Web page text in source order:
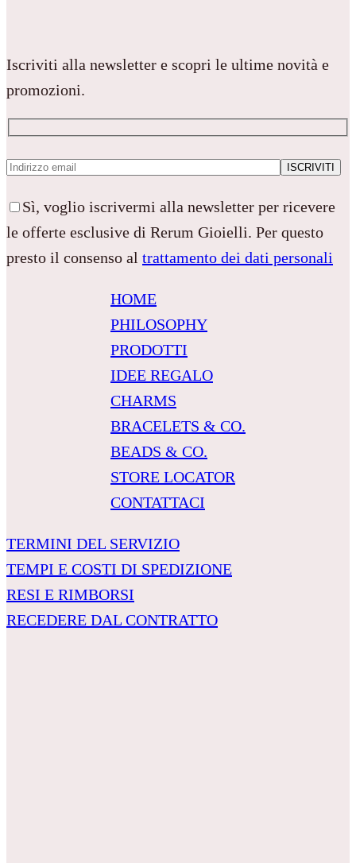
Iscriviti alla newsletter e scopri le ultime novità e
promozioni.
Sì, voglio iscrivermi alla newsletter per ricevere
le offerte esclusive di Rerum Gioielli. Per questo
presto il consenso al trattamento dei dati personali
HOME
PHILOSOPHY
PRODOTTI
IDEE REGALO
CHARMS
BRACELETS & CO.
BEADS & CO.
STORE LOCATOR
CONTATTACI
TERMINI DEL SERVIZIO
TEMPI E COSTI DI SPEDIZIONE
RESI E RIMBORSI
RECEDERE DAL CONTRATTO